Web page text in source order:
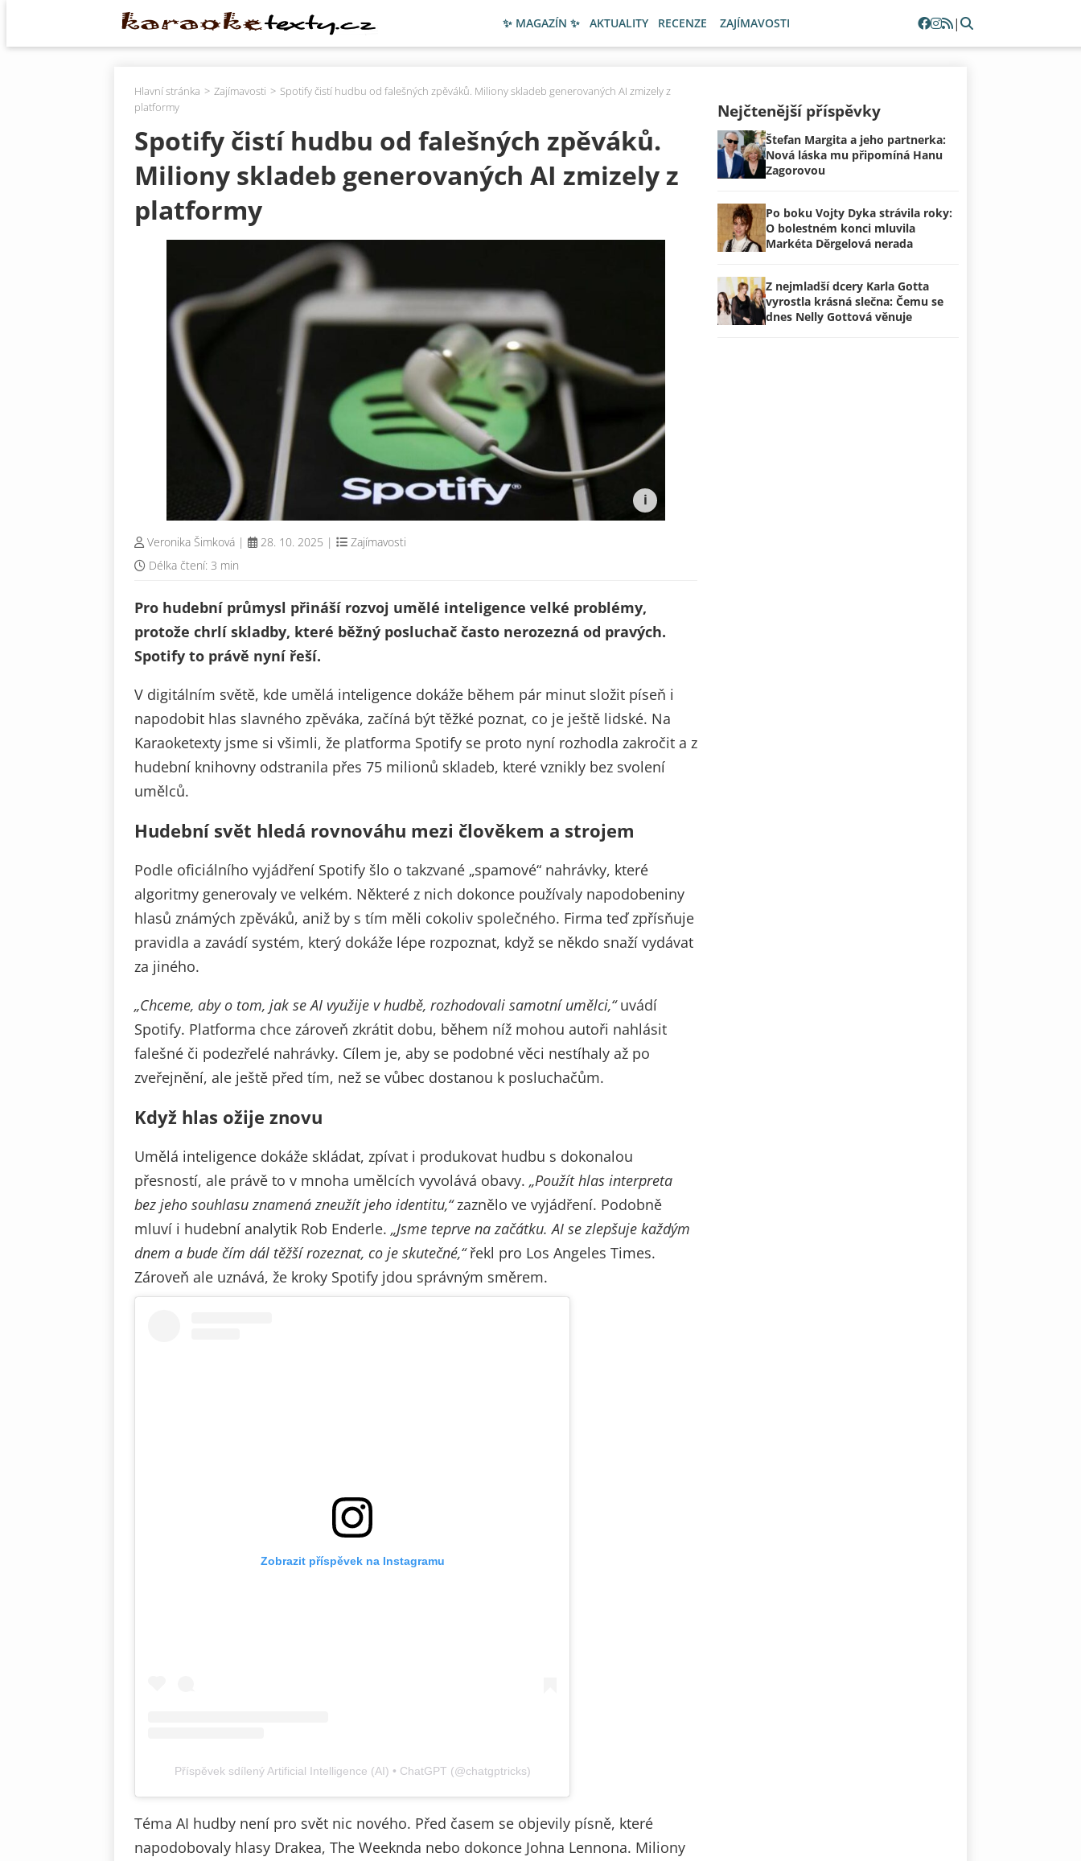
✨ MAGAZÍN ✨ AKTUALITY RECENZE ZAJÍMAVOSTI |
Hlavní stránka Zajímavosti
Spotify čistí hudbu od falešných zpěváků. Miliony skladeb generovaných AI zmizely z
platformy
Spotify čistí hudbu od falešných zpěváků.
Miliony skladeb generovaných AI zmizely z
platformy
Veronika Šimková | 28. 10. 2025 |
Zajímavosti
Délka čtení: 3 min
Pro hudební průmysl přináší rozvoj umělé inteligence velké problémy,
protože chrlí skladby, které běžný posluchač často nerozezná od pravých.
Spotify to právě nyní řeší.
V digitálním světě, kde umělá inteligence dokáže během pár minut složit píseň i
napodobit hlas slavného zpěváka, začíná být těžké poznat, co je ještě lidské. Na
Karaoketexty jsme si všimli, že platforma Spotify se proto nyní rozhodla zakročit a z
hudební knihovny odstranila přes 75 milionů skladeb, které vznikly bez svolení
umělců.
Hudební svět hledá rovnováhu mezi člověkem a strojem
Podle oficiálního vyjádření Spotify šlo o takzvané „spamové“ nahrávky, které
algoritmy generovaly ve velkém. Některé z nich dokonce používaly napodobeniny
hlasů známých zpěváků, aniž by s tím měli cokoliv společného. Firma teď zpřísňuje
pravidla a zavádí systém, který dokáže lépe rozpoznat, když se někdo snaží vydávat
za jiného.
„Chceme, aby o tom, jak se AI využije v hudbě, rozhodovali samotní umělci,“uvádí
Spotify. Platforma chce zároveň zkrátit dobu, během níž mohou autoři nahlásit
falešné či podezřelé nahrávky. Cílem je, aby se podobné věci nestíhaly až po
zveřejnění, ale ještě před tím, než se vůbec dostanou k posluchačům.
Když hlas ožije znovu
Umělá inteligence dokáže skládat, zpívat i produkovat hudbu s dokonalou
přesností, ale právě to v mnoha umělcích vyvolává obavy. „Použít hlas interpreta
bez jeho souhlasu znamená zneužít jeho identitu,“ zaznělo ve vyjádření. Podobně
mluví i hudební analytik Rob Enderle. „Jsme teprve na začátku. AI se zlepšuje každým
dnem a bude čím dál těžší rozeznat, co je skutečné,“řekl pro Los Angeles Times.
Zároveň ale uznává, že kroky Spotify jdou správným směrem.
Zobrazit příspěvek na Instagramu
Příspěvek sdílený Artificial Intelligence (AI) • ChatGPT (@chatgptricks)
Téma AI hudby není pro svět nic nového. Před časem se objevily písně, které
napodobovaly hlasy Drakea, The Weeknda nebo dokonce Johna Lennona. Miliony
Nejčtenější příspěvky
Štefan Margita a jeho partnerka:
Nová láska mu připomíná Hanu
Zagorovou
Po boku Vojty Dyka strávila roky:
O bolestném konci mluvila
Markéta Děrgelová nerada
Z nejmladší dcery Karla Gotta
vyrostla krásná slečna: Čemu se
dnes Nelly Gottová věnuje